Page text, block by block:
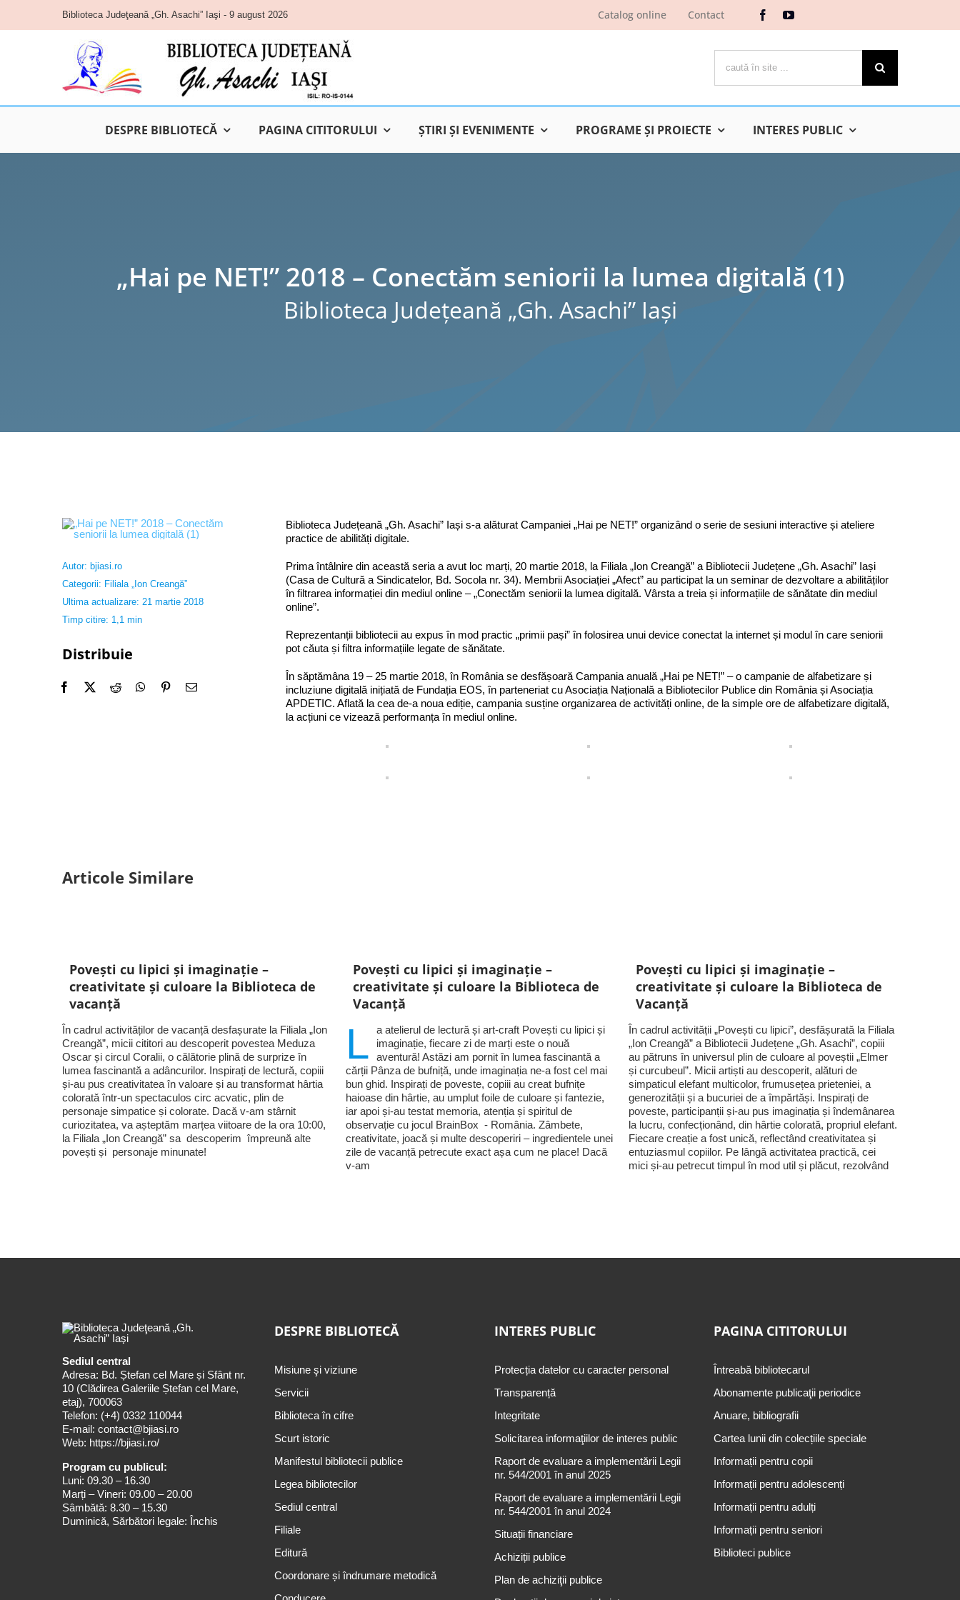
content
Biblioteca Judeţeană „Gh. Asachi” Iaşi - 9 august 2026 Catalog online Contact
DESPRE BIBLIOTECĂ PAGINA CITITORULUI ŞTIRI ŞI EVENIMENTE PROGRAME ŞI PROIECTE INTERES PUBLIC
„Hai pe NET!” 2018 – Conectăm seniorii la lumea digitală (1)
Biblioteca Judeţeană „Gh. Asachi” Iaşi
Autor: bjiasi.ro
Categorii: Filiala „Ion Creangă”
Ultima actualizare: 21 martie 2018
Timp citire: 1,1 min
Distribuie
Biblioteca Județeană „Gh. Asachi” Iași s-a alăturat Campaniei „Hai pe NET!” organizând o serie de sesiuni interactive și ateliere
practice de abilități digitale.
Prima întâlnire din această seria a avut loc marți, 20 martie 2018, la Filiala „Ion Creangă” a Bibliotecii Județene „Gh. Asachi” Iași
(Casa de Cultură a Sindicatelor, Bd. Socola nr. 34). Membrii Asociației „Afect” au participat la un seminar de dezvoltare a abilităților
în filtrarea informației din mediul online – „Conectăm seniorii la lumea digitală. Vârsta a treia și informațiile de sănătate din mediul
online”.
Reprezentanții bibliotecii au expus în mod practic „primii pași” în folosirea unui device conectat la internet și modul în care seniorii
pot căuta și filtra informațiile legate de sănătate.
În săptămâna 19 – 25 martie 2018, în România se desfășoară Campania anuală „Hai pe NET!” – o campanie de alfabetizare și
incluziune digitală inițiată de Fundația EOS, în parteneriat cu Asociația Națională a Bibliotecilor Publice din România și Asociația
APDETIC. Aflată la cea de-a noua ediție, campania susține organizarea de activități online, de la simple ore de alfabetizare digitală,
la acțiuni ce vizează performanța în mediul online.
Articole Similare
Povești cu lipici și imaginație –
creativitate și culoare la Biblioteca de
vacanță
În cadrul activităților de vacanță desfașurate la Filiala „Ion
Creangă”, micii cititori au descoperit povestea Meduza
Oscar și circul Coralii, o călătorie plină de surprize în
lumea fascinantă a adâncurilor. Inspirați de lectură, copiii
și-au pus creativitatea în valoare și au transformat hârtia
colorată într-un spectaculos circ acvatic, plin de
personaje simpatice și colorate. Dacă v-am stârnit
curiozitatea, va așteptăm marțea viitoare de la ora 10:00,
la Filiala „Ion Creangă” sa descoperim împreună alte
povești și personaje minunate!
Povești cu lipici și imaginație –
creativitate și culoare la Biblioteca de
Vacanță
L
a atelierul de lectură și art-craft Povești cu lipici și
imaginație, fiecare zi de marți este o nouă
aventură! Astăzi am pornit în lumea fascinantă a
cărții Pânza de bufniță, unde imaginația ne-a fost cel mai
bun ghid. Inspirați de poveste, copiii au creat bufnițe
haioase din hârtie, au umplut foile de culoare și fantezie,
iar apoi și-au testat memoria, atenția și spiritul de
observație cu jocul BrainBox - România. Zâmbete,
creativitate, joacă și multe descoperiri – ingredientele unei
zile de vacanță petrecute exact așa cum ne place! Dacă
v-am
Povești cu lipici și imaginație –
creativitate și culoare la Biblioteca de
Vacanță
În cadrul activității „Povești cu lipici”, desfășurată la Filiala
„Ion Creangă” a Bibliotecii Județene „Gh. Asachi”, copiii
au pătruns în universul plin de culoare al poveștii „Elmer
și curcubeul”. Micii artiști au descoperit, alături de
simpaticul elefant multicolor, frumusețea prieteniei, a
generozității și a bucuriei de a împărtăși. Inspirați de
poveste, participanții și-au pus imaginația și îndemânarea
la lucru, confecționând, din hârtie colorată, propriul elefant.
Fiecare creație a fost unică, reflectând creativitatea și
entuziasmul copiilor. Pe lângă activitatea practică, cei
mici și-au petrecut timpul în mod util și plăcut, rezolvând
Sediul central
Adresa: Bd. Ștefan cel Mare și Sfânt nr.
10 (Clădirea Galeriile Ștefan cel Mare,
etaj), 700063
Telefon: (+4) 0332 110044
E-mail: contact@bjiasi.ro
Web: https://bjiasi.ro/
Program cu publicul:
Luni: 09.30 – 16.30
Marți – Vineri: 09.00 – 20.00
Sâmbătă: 8.30 – 15.30
Duminică, Sărbători legale: Închis
DESPRE BIBLIOTECĂ
Misiune şi viziune
Servicii
Biblioteca în cifre
Scurt istoric
Manifestul bibliotecii publice
Legea bibliotecilor
Sediul central
Filiale
Editură
Coordonare și îndrumare metodică
INTERES PUBLIC
Protecția datelor cu caracter personal
Transparență
Integritate
Solicitarea informaţiilor de interes public
Raport de evaluare a implementării Legii
nr. 544/2001 în anul 2025
Raport de evaluare a implementării Legii
nr. 544/2001 în anul 2024
Situații financiare
Achiziții publice
Plan de achiziţii publice
PAGINA CITITORULUI
Întreabă bibliotecarul
Abonamente publicaţii periodice
Anuare, bibliografii
Cartea lunii din colecțiile speciale
Informații pentru copii
Informații pentru adolescenți
Informații pentru adulți
Informații pentru seniori
Biblioteci publice